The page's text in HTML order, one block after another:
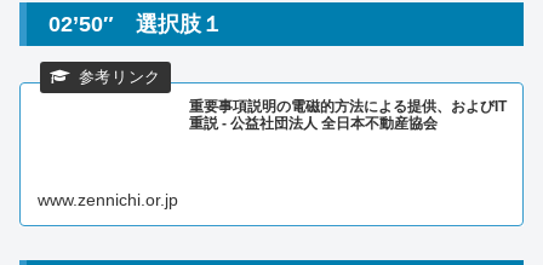
02’50″ 選択肢１
重要事項説明の電磁的方法による提供、およびIT
重説 - 公益社団法人 全日本不動産協会
www.zennichi.or.jp